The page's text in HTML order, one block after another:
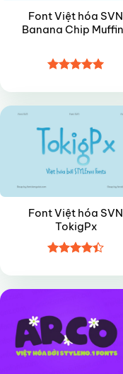
Font Việt hóa SVN
Banana Chip
hạng4.95
5 sao
Font Việt hóa SVN
TokigPx
hạng4.4
5 sao